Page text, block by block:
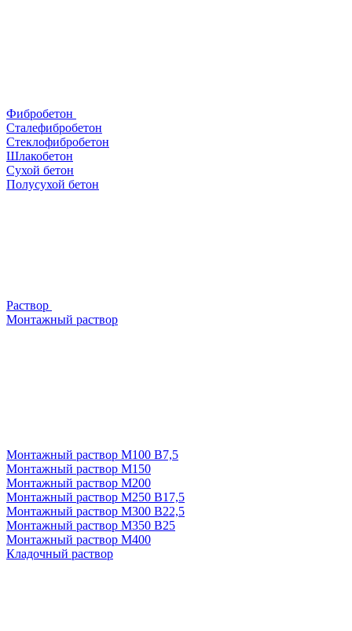
Фибробетон
Сталефибробетон
Стеклофибробетон
Шлакобетон
Сухой бетон
Полусухой бетон
Раствор
Монтажный раствор
Монтажный раствор М100 В7,5
Монтажный раствор М150
Монтажный раствор М200
Монтажный раствор М250 В17,5
Монтажный раствор М300 В22,5
Монтажный раствор М350 В25
Монтажный раствор М400
Кладочный раствор